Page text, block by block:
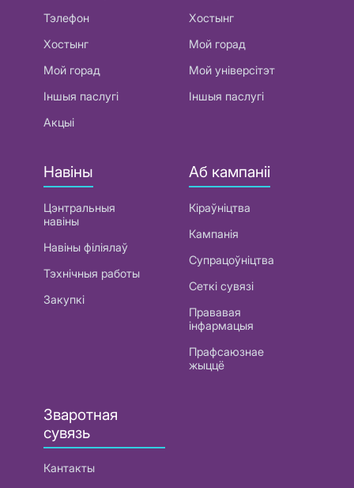
Тэлефон
Хостынг
Мой горад
Іншыя паслугі
Акцыі
Хостынг
Мой горад
Мой універсітэт
Іншыя паслугі
Навіны
Цэнтральныя
навіны
Навіны філіялаў
Тэхнічныя работы
Закупкі
Аб кампаніі
Кіраўніцтва
Кампанія
Супрацоўніцтва
Сеткі сувязі
Прававая
інфармацыя
Прафсаюзнае
жыццё
Зваротная
сувязь
Кантакты